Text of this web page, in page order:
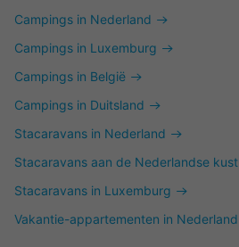
Campings in Nederland
Campings in Luxemburg
Campings in België
Campings in Duitsland
Stacaravans in Nederland
Stacaravans aan de Nederlandse kust
Stacaravans in Luxemburg
Vakantie-appartementen in Nederland